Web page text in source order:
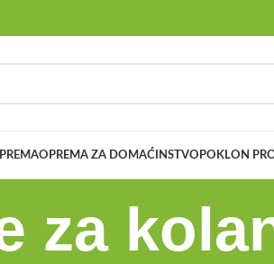
OPREMA ZA DOMAĆINSTVO POKLON
za